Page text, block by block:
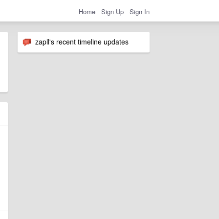
Home Sign Up Sign In
zapll's recent timeline updates